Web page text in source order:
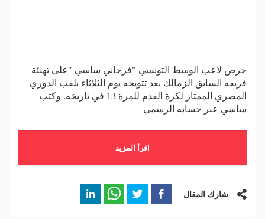
حرص لاعب الوسط التونسي "فرجاني ساسي "على تهنئة
فريقه السابق الزمالك بعد تتويجه يوم الثلاثاء بلقب الدوري
المصري الممتاز لكرة القدم للمرة 13 في تاريخه. وكتب
ساسي عبر حسابه الرسمي
اقرأ المزيد
شارك المقال